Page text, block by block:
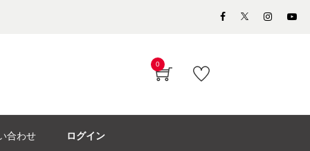
0
合わせ ログイン